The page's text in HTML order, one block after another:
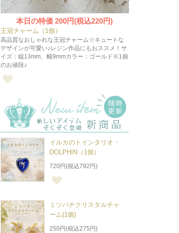
本日の特価200円(税込220円)
王冠チャーム（1個）
高品質なおしゃれな王冠チャーム☆キュートな
デザインが可愛い♪レジン作品にもおススメ！サ
イズ：縦13mm、幅9mmカラー：ゴールド※1個
のお値段♪
イルカのトインタリオ・
DOLPHIN（1個）
720円(税込792円)
ミツバチクリスタルチャ
ーム(1個)
250円(税込275円)